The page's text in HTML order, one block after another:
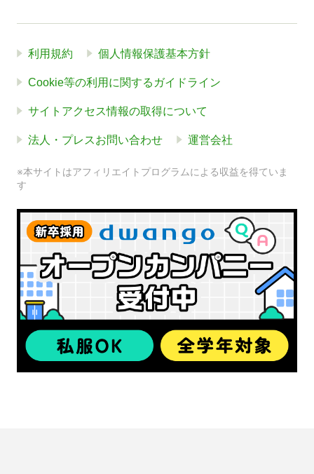
利用規約 個人情報保護基本方針
Cookie等の利用に関するガイドライン
サイトアクセス情報の取得について
法人・プレスお問い合わせ 運営会社
※本サイトはアフィリエイトプログラムによる収益を得ていま
す